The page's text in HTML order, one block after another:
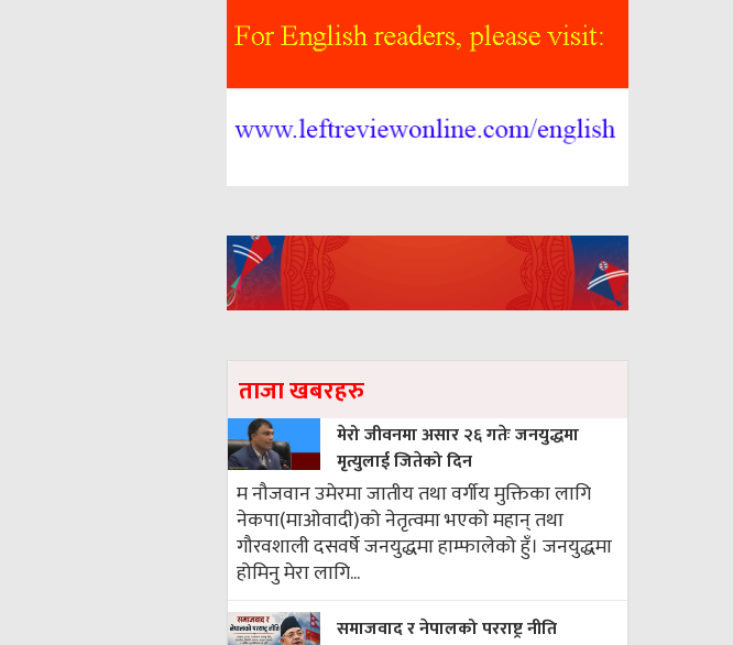
ताजा खबरहरु
मेरो जीवनमा असार २६ गतेः जनयुद्धमा
मृत्युलाई जितेको दिन
म नौजवान उमेरमा जातीय तथा वर्गीय मुक्तिका लागि
नेकपा(माओवादी)को नेतृत्वमा भएको महान् तथा
गौरवशाली दसवर्षे जनयुद्धमा हाम्फालेको हुँ। जनयुद्धमा
होमिनु मेरा लागि...
समाजवाद र नेपालको परराष्ट्र नीति